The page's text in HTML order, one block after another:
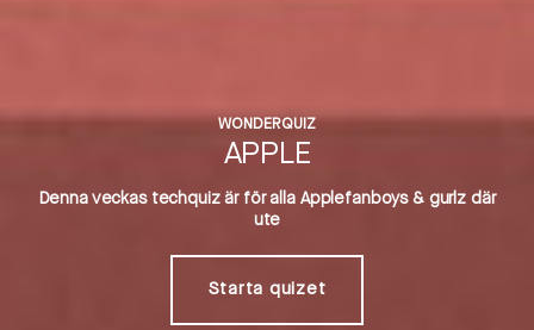
WONDERQUIZ
APPLE
Denna veckas techquiz är för alla Applefanboys & gurlz där
ute
Starta quizet